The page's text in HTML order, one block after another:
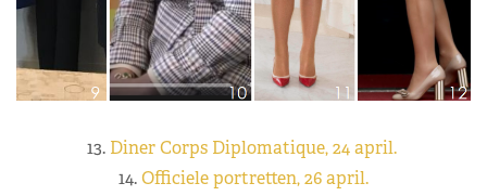
13. Diner Corps Diplomatique, 24 april.
14.Officiele portretten, 26 april.